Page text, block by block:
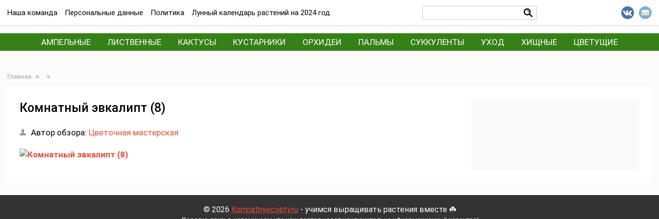
Наша команда Персональные данные Политика Лунный календарь растений на 2024 год
АМПЕЛЬНЫЕ ЛИСТВЕННЫЕ КАКТУСЫ КУСТАРНИКИ ОРХИДЕИ ПАЛЬМЫ СУККУЛЕНТЫ УХОД ХИЩНЫЕ ЦВЕТУЩИЕ
Главная
Комнатный эвкалипт (8)
Автор обзора: Цветочная мастерская
© 2026 Komnatnyecvety.ru - учимся выращивать растения вместе ☘️